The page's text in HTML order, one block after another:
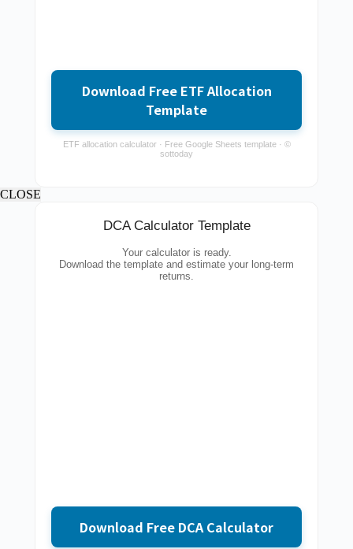
Download Free ETF Allocation
Template
ETF allocation calculator · Free Google Sheets template · ©
sottoday
CLOSE
DCA Calculator Template
Your calculator is ready.
Download the template and estimate your long-term
returns.
Download Free DCA Calculator